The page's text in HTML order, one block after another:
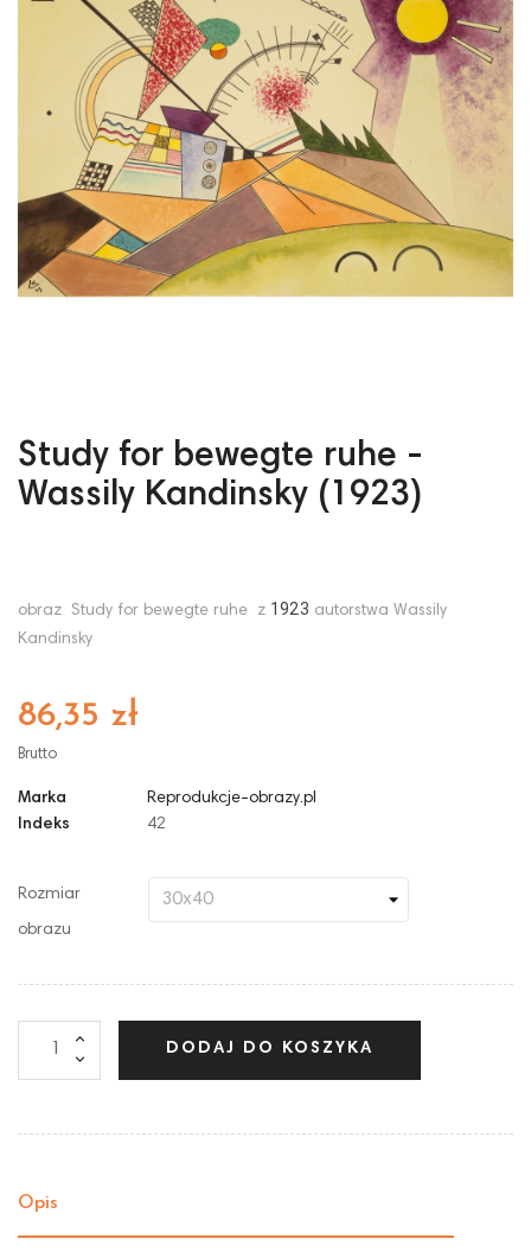
Study for bewegte ruhe -
Wassily Kandinsky (1923)
obraz Study for bewegte ruhe z 1923 autorstwa Wassily
Kandinsky
86,35 zł
Brutto
Marka
Reprodukcje-obrazy.pl
Indeks
42
Rozmiar
obrazu
DODAJ DO KOSZYKA
Opis